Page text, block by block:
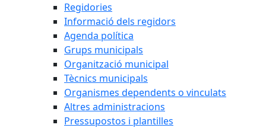
Regidories
Informació dels regidors
Agenda política
Grups municipals
Organització municipal
Tècnics municipals
Organismes dependents o vinculats
Altres administracions
Pressupostos i plantilles